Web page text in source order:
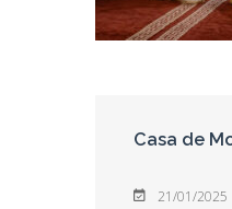
Casa de
21/01/2025